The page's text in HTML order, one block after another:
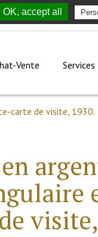
Vente Services
carte de visite, 1930.
accept all